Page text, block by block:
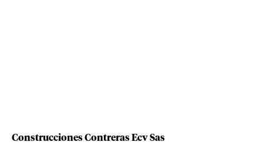
Construcciones Contreras Ecv Sas